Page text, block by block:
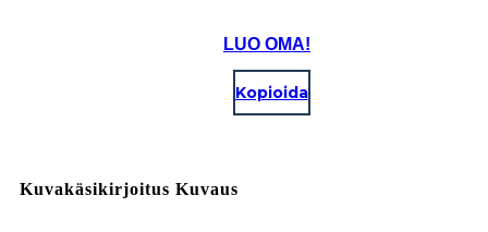
LUO OMA!
Kopioida
Kuvakäsikirjoitus Kuvaus